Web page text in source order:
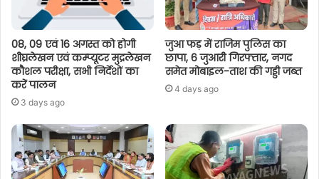
08, 09 एवं 16 अगस्त को होगी
शीघ्रलेखन एवं कम्प्यूटर मुद्रलेखन
कौशल परीक्षा, सभी निर्देशों का
करें पालन
3 days ago
जुआ फड़ में राजिम पुलिस का
छापा, 6 जुआरी गिरफ्तार, नगद
समेत मोबाइल-ताश की गड्डी जब्त
4 days ago